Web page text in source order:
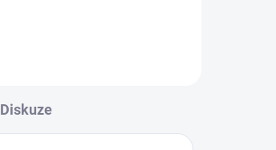
Diskuze